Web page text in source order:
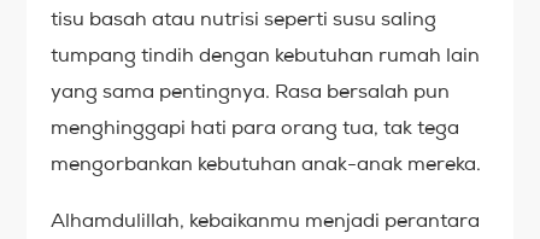
tisu basah atau nutrisi seperti susu saling
tumpang tindih dengan kebutuhan rumah lain
yang sama pentingnya. Rasa bersalah pun
menghinggapi hati para orang tua, tak tega
mengorbankan kebutuhan anak-anak mereka.
Alhamdulillah, kebaikanmu menjadi perantara